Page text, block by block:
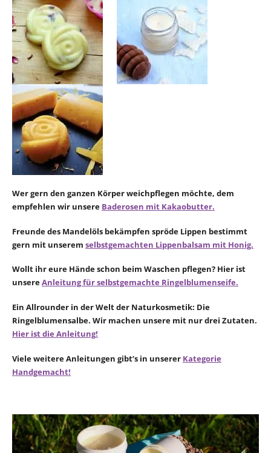
Wer gern den ganzen Körper weichpflegen möchte, dem
empfehlen wir unsere Baderosen mit Kakaobutter.
Freunde des Mandelöls bekämpfen spröde Lippen bestimmt
gern mit unserem selbstgemachten Lippenbalsam mit Honig.
Wollt ihr eure Hände schon beim Waschen pflegen? Hier ist
unsereAnleitung für selbstgemachte Ringelblumenseife.
Ein Allrounder in der Welt der Naturkosmetik: Die
Ringelblumensalbe. Wir machen unsere mit nur drei Zutaten.
Hier ist die Anleitung!
Viele weitere Anleitungen gibt’s in unserer Kategorie
Handgemacht!